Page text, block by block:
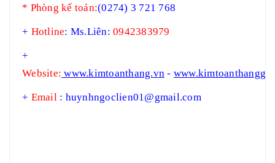
* Phòng kế toán:(0274) 3 721 768
+ Hotline: Ms.Liên: 0942383979
+
Website: www.kimtoanthang.vn -
+ Email: huynhngoclien01@gmail.com